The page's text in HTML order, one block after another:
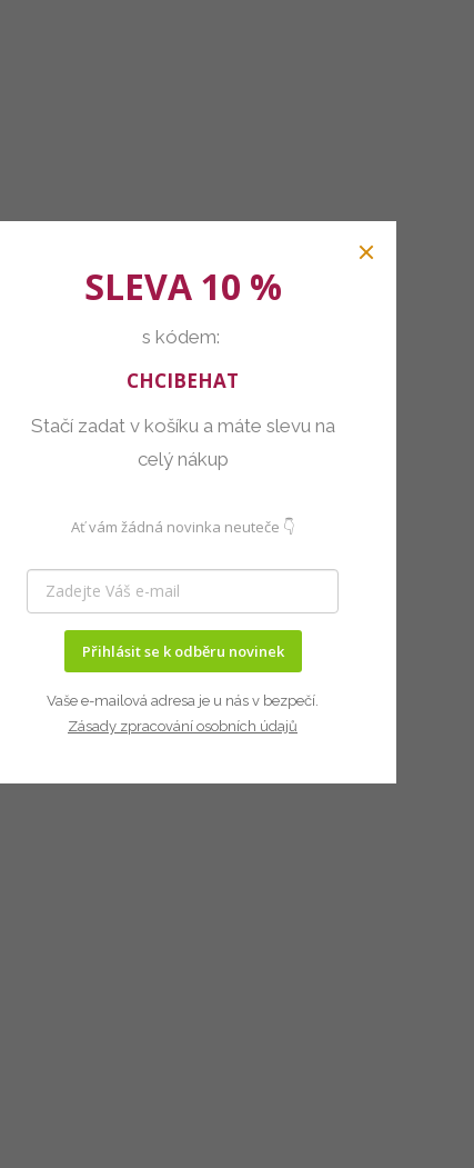
SLEVA 10 %
s kódem:
CHCIBEHAT
Stačí zadat v košíku a máte slevu na
celý nákup
Ať vám žádná novinka neuteče 👇
Přihlásit se k odběru novinek
Vaše e-mailová adresa je u nás v bezpečí.
Zásady zpracování osobních údajů